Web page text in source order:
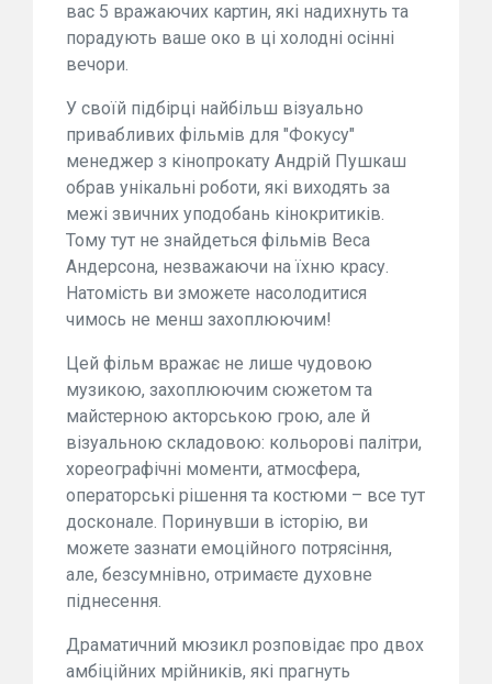
вас 5 вражаючих картин, які надихнуть та
порадують ваше око в ці холодні осінні
вечори.
У своїй підбірці найбільш візуально
привабливих фільмів для "Фокусу"
менеджер з кінопрокату Андрій Пушкаш
обрав унікальні роботи, які виходять за
межі звичних уподобань кінокритиків.
Тому тут не знайдеться фільмів Веса
Андерсона, незважаючи на їхню красу.
Натомість ви зможете насолодитися
чимось не менш захоплюючим!
Цей фільм вражає не лише чудовою
музикою, захоплюючим сюжетом та
майстерною акторською грою, але й
візуальною складовою: кольорові палітри,
хореографічні моменти, атмосфера,
операторські рішення та костюми – все тут
досконале. Поринувши в історію, ви
можете зазнати емоційного потрясіння,
але, безсумнівно, отримаєте духовне
піднесення.
Драматичний мюзикл розповідає про двох
амбіційних мрійників, які прагнуть